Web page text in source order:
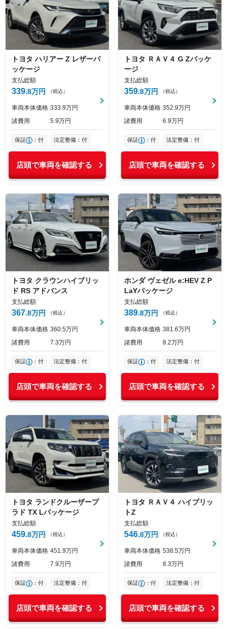
トヨタ ハリアー Z レザーパ
ッケージ
支払総額
339 8万円 （税込）
車両本体価格 333 9万円
諸費用
5 9万円
保証 ：付 法定整備：付
店頭で車両を確認する
トヨタ ＲＡＶ４ G Zパッケ
ージ
支払総額
359 8万円 （税込）
車両本体価格 352 9万円
諸費用
6 9万円
保証 ：付 法定整備：付
店頭で車両を確認する
トヨタ クラウンハイブリッ
ド RS アドバンス
支払総額
367 8万円 （税込）
車両本体価格 360 5万円
諸費用
7 3万円
保証 ：付 法定整備：付
店頭で車両を確認する
ホンダ ヴェゼル e:HEV Z P
LaYパッケージ
支払総額
389 8万円 （税込）
車両本体価格 381 6万円
諸費用
8 2万円
保証 ：付 法定整備：付
店頭で車両を確認する
トヨタ ランドクルーザープ
ラド TX Lパッケージ
支払総額
459 8万円 （税込）
車両本体価格 451 9万円
諸費用
7 9万円
保証 ：付 法定整備：付
店頭で車両を確認する
トヨタ ＲＡＶ４ ハイブリッ
トZ
支払総額
546 8万円 （税込）
車両本体価格 538 5万円
諸費用
8 3万円
保証 ：付 法定整備：付
店頭で車両を確認する